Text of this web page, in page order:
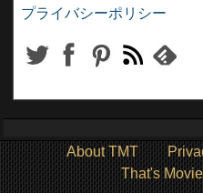
プライバシーポリシー
About TMT
That's